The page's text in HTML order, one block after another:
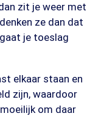
zit je weer met
ze dan dat
je toeslag
elkaar staan en
zijn, waardoor
om daar